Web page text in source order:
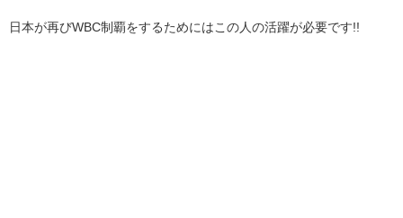
日本が再びWBC制覇をするためにはこの人の活躍が必要です!!